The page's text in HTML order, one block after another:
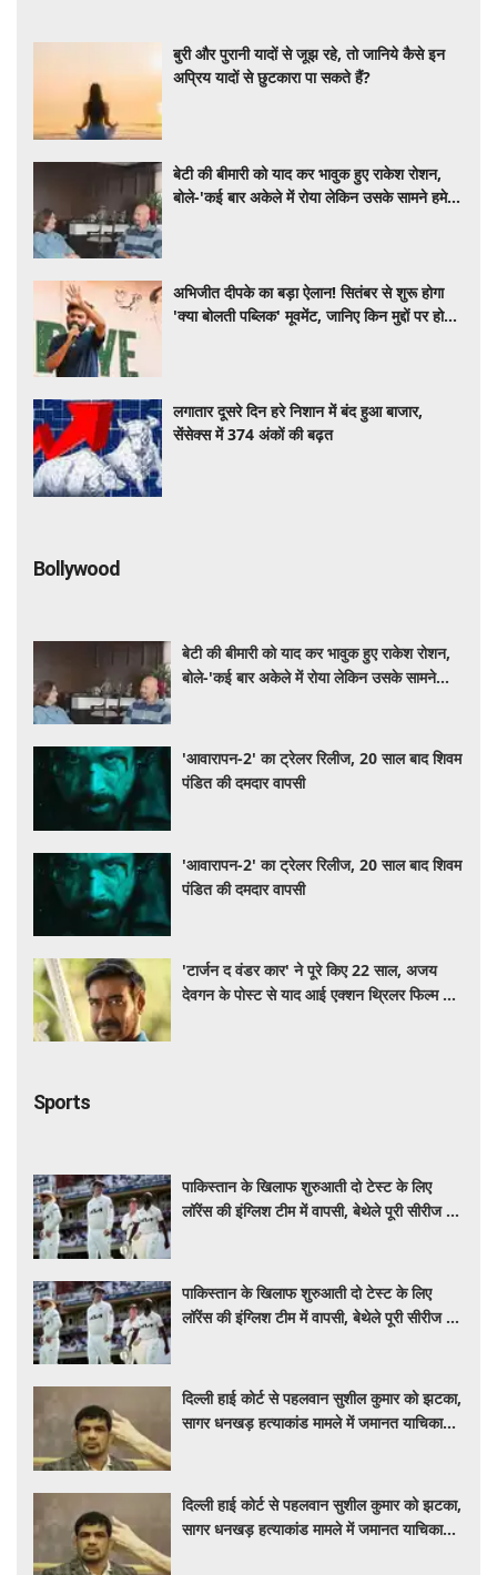
बुरी और पुरानी यादों से जूझ रहे, तो जानिये कैसे इन
अप्रिय यादों से छुटकारा पा सकते हैं?
बेटी की बीमारी को याद कर भावुक हुए राकेश रोशन,
बोले-'कई बार अकेले में रोया लेकिन उसके सामने हमेशा
अभिजीत दीपके का बड़ा ऐलान! सितंबर से शुरू होगा
'क्या बोलती पब्लिक' मूवमेंट, जानिए किन मुद्दों पर होगी
लगातार दूसरे दिन हरे निशान में बंद हुआ बाजार,
सेंसेक्स में 374 अंकों की बढ़त
Bollywood
बेटी की बीमारी को याद कर भावुक हुए राकेश रोशन,
बोले-'कई बार अकेले में रोया लेकिन उसके सामने
'आवारापन-2' का ट्रेलर रिलीज, 20 साल बाद शिवम
पंडित की दमदार वापसी
'आवारापन-2' का ट्रेलर रिलीज, 20 साल बाद शिवम
पंडित की दमदार वापसी
'टार्जन द वंडर कार' ने पूरे किए 22 साल, अजय
देवगन के पोस्ट से याद आई एक्शन थ्रिलर फिल्म की
Sports
पाकिस्तान के खिलाफ शुरुआती दो टेस्ट के लिए
लॉरेंस की इंग्लिश टीम में वापसी, बेथेले पूरी सीरीज से
पाकिस्तान के खिलाफ शुरुआती दो टेस्ट के लिए
लॉरेंस की इंग्लिश टीम में वापसी, बेथेले पूरी सीरीज से
दिल्ली हाई कोर्ट से पहलवान सुशील कुमार को झटका,
सागर धनखड़ हत्याकांड मामले में जमानत याचिका
दिल्ली हाई कोर्ट से पहलवान सुशील कुमार को झटका,
सागर धनखड़ हत्याकांड मामले में जमानत याचिका